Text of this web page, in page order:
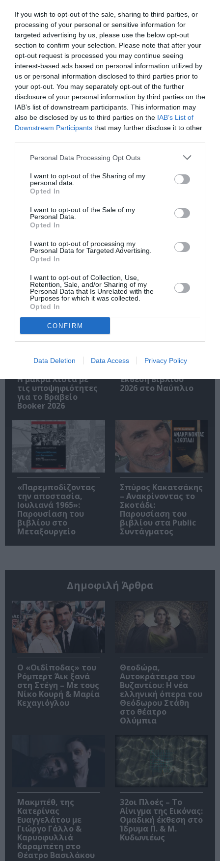
If you wish to opt-out of the sale, sharing to third parties, or
processing of your personal or sensitive information for
targeted advertising by us, please use the below opt-out
section to confirm your selection. Please note that after your
opt-out request is processed you may continue seeing
interest-based ads based on personal information utilized by
us or personal information disclosed to third parties prior to
your opt-out. You may separately opt-out of the further
disclosure of your personal information by third parties on the
IAB’s list of downstream participants. This information may
also be disclosed by us to third parties on the IAB’s List of
Downstream Participants that may further disclose it to other
Personal Data Processing Opt Outs
I want to opt-out of the Sharing of my
personal data.
Opted In
I want to opt-out of the Sale of my
Personal Data.
Opted In
I want to opt-out of processing my
Personal Data for Targeted Advertising.
Opted In
I want to opt-out of Collection, Use,
Retention, Sale, and/or Sharing of my
Personal Data that Is Unrelated with the
Purposes for which it was collected.
Opted In
CONFIRM
Data Deletion Data Access Privacy Policy
μάθετε πρώτοι όλες τις ειδήσεις
Δείτε όλα τατελευταία νέα για την Τέχνη και τον
Πολιτισμό στο Culturenow.gr
Νέοι Διαγωνισμοί❯
Tags
ΕΚΔΟΣΕΙΣ ΠΑΤΑΚΗ
την Τέχνη και τον Πολιτισμό!
Ακολουθήστε το Culturenow.gr
Σχετικά Άρθρα
Η μακρά λίστα με
τις υποψηφιότητες
για το Βραβείο
Booker 2026
Έκθεση Βιβλίου
2026 στο Ναύπλιο
«Παρεμποδίζοντας
την αποστασία,
Ιουλιανά 1965»:
Παρουσίαση του
βιβλίου στο
Μεταξουργείο
Σπύρος Κακατσάκης
– Ανακρίνοντας το
Σκοτάδι:
Παρουσίαση του
βιβλίου στα Public
Συντάγματος
Δημοφιλή Άρθρα
O «Οιδίποδας» του
Ρόμπερτ Άικ ξανά
στη Στέγη – Με τους
Νίκο Κουρή & Μαρία
Κεχαγιόγλου
Θεοδώρα,
Αυτοκράτειρα του
Βυζαντίου: Η νέα
ελληνική όπερα του
Θεόδωρου Στάθη
στο θέατρο
Ολύμπια
Μακμπέθ, της
Κατερίνας
Ευαγγελάτου με
Γιώργο Γάλλο &
Καρυοφυλλιά
Καραμπέτη στο
Θέατρο Βασιλάκου
32οι Πλοές – Το
Αίνιγμα της Εικόνας:
Ομαδική έκθεση στο
Ίδρυμα Π. & Μ.
Κυδωνιέως